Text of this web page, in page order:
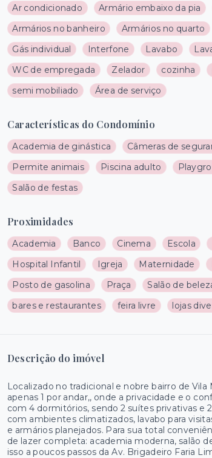
Ar condicionado Armário embaixo da pia
Armários no banheiro
Armários no quarto
Gás individual
Interfone Lavabo
WC de empregada
Zelador cozinha
semi mobiliado
Área de serviço
Características do Condomínio
Academia de ginástica Câmeras de
Permite animais
Piscina adulto
Salão de festas
Proximidades
Academia Banco Cinema Escola
Hospital Infantil
Igreja Maternidade
Posto de gasolina
Praça Salão de
bares e restaurantes
feira livre lojas
Descrição do imóvel
Localizado no tradicional e nobre bairro de
apenas 1 por andar,, onde a privacidade e o
com 4 dormitórios, sendo 2 suítes privativas e
com ambientes climatizados, lavabo para
e armários planejados. Para sua total
de lazer completa: academia moderna, salão
isso a poucos passos da Av. Brigadeiro Faria